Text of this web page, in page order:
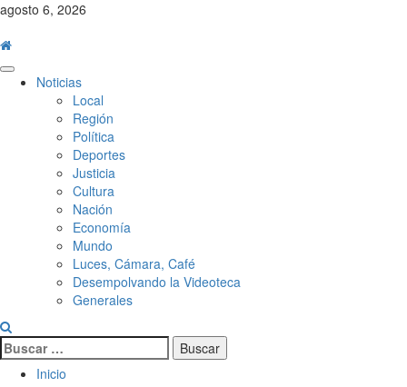
Saltar
contenido
agosto 6, 2026
MenúNoticias
Local
Región
Política
Deportes
Justicia
Cultura
Nación
Economía
Mundo
Luces, Cámara, Café
Desempolvando la Videoteca
Generales
Buscar:
Inicio